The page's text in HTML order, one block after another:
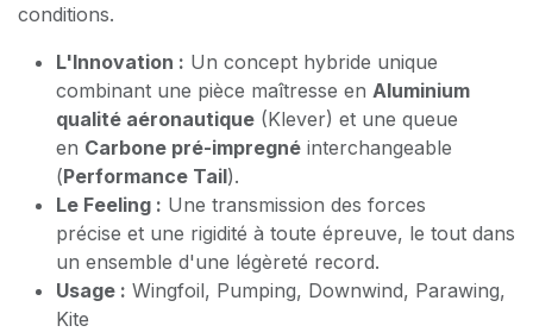
conditions.
L'Innovation : Un concept hybride unique
combinant une pièce maîtresse en Aluminium
qualité aéronautique (Klever) et une queue
en Carbone pré-impregné interchangeable
(Performance Tail).
Le Feeling : Une transmission des forces
précise et une rigidité à toute épreuve, le tout dans
un ensemble d'une légèreté record.
Usage : Wingfoil, Pumping, Downwind, Parawing,
Kite